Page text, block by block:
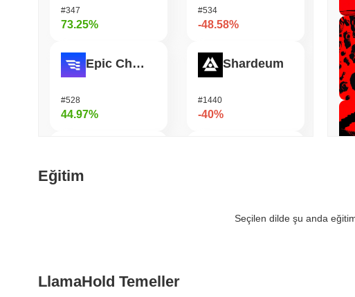
#347
73.25%
Epic Chain
#528
44.97%
#372
#534
-48.58%
Shardeum
#1440
-40%
Eğitim
Seçilen dilde şu anda
LlamaHold Temeller